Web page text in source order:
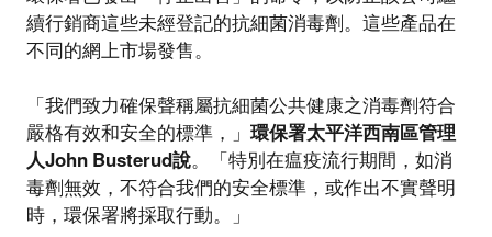
續行銷商這些未經登記的抗細菌消毒劑。這些產品在
不同的網上市場發售。
「我們致力確保聲稱屬抗細菌公共健康之消毒劑符合
嚴格有效和安全的標準，」 環保署太平洋西南區管理
人John Busterud說。「特別在瘟疫流行期間，如消
毒劑無效，不符合我們的安全標準，或作出不實聲明
時，環保署將採取行動。」